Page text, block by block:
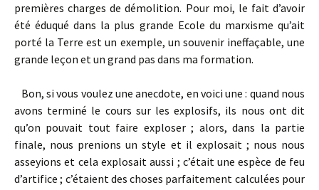
premières charges de démolition. Pour moi, le fait d’avoir
été éduqué dans la plus grande Ecole du marxisme qu’ait
porté la Terre est un exemple, un souvenir ineffaçable, une
grande leçon et un grand pas dans ma formation.
Bon, si vous voulez une anecdote, en voici une : quand nous
avons terminé le cours sur les explosifs, ils nous ont dit
qu’on pouvait tout faire exploser ; alors, dans la partie
finale, nous prenions un style et il explosait ; nous nous
asseyions et cela explosait aussi ; c’était une espèce de feu
d’artifice ; c’étaient des choses parfaitement calculées pour